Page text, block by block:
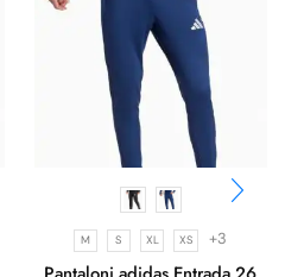
M S XL XS +3